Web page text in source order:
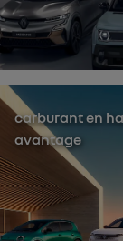
carburant en
avantage